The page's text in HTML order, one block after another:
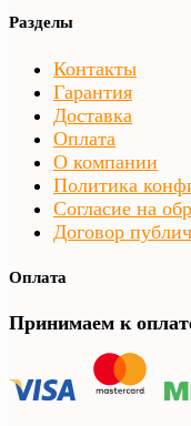
Разделы
Контакты
Гарантия
Доставка
Оплата
О компании
Политика
Согласие на
Договор
Оплата
Принимаем к